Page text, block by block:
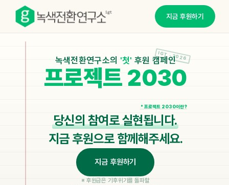
지금 후원하기
녹색전환연구소의 '첫' 후원 캠페인
IGT · 2026
프로젝트 2030
* 프로젝트 2030이란?
당신의 참여로 실현됩니다.
지금 후원으로 함께해주세요.
지금 후원하기
※ 후원금은 기후위기를 돌파할